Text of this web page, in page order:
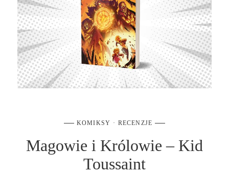
KOMIKSY RECENZJE
Magowie i Królowie – Kid
Toussaint